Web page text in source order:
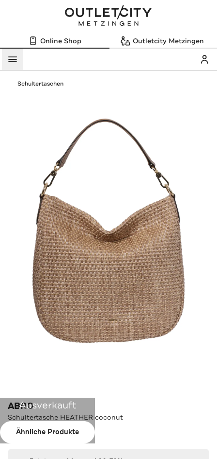
Online Shop Outletcity Metzingen
Menü
Schultertaschen
Ausverkauft
Ähnliche Produkte
ABRO
Schultertasche HEATHER coconut
Farbe:coconut